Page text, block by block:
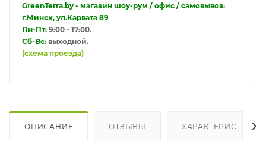
GreenTerra.by - магазин шоу-рум / офис / самовывоз:
г.Минск, ул.Карвата 89
Пн-Пт: 9:00 - 17:00.
Сб-Вс: выходной.
(схема проезда)
ОПИСАНИЕ ОТЗЫВЫ ХАРАКТЕРИСТИКИ